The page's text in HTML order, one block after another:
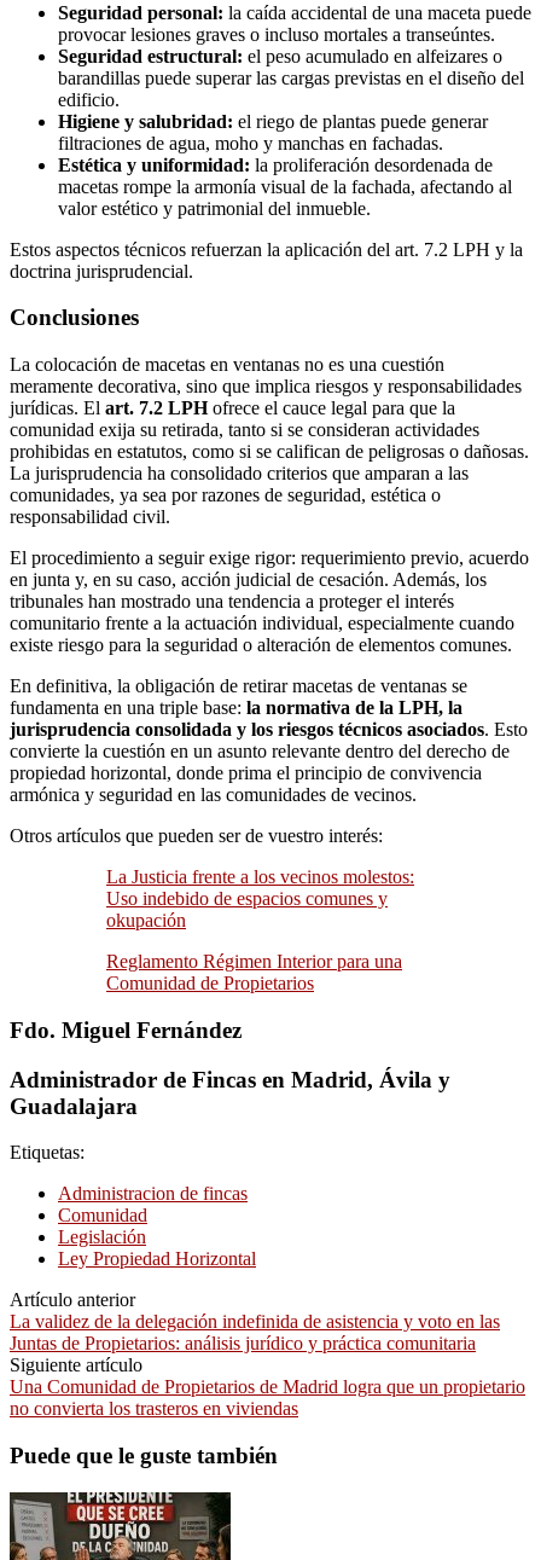
Seguridad personal: la caída accidental de una maceta puede
provocar lesiones graves o incluso mortales a transeúntes.
Seguridad estructural: el peso acumulado en alfeizares o
barandillas puede superar las cargas previstas en el diseño del
edificio.
Higiene y salubridad: el riego de plantas puede generar
filtraciones de agua, moho y manchas en fachadas.
Estética y uniformidad: la proliferación desordenada de
macetas rompe la armonía visual de la fachada, afectando al
valor estético y patrimonial del inmueble.
Estos aspectos técnicos refuerzan la aplicación del art. 7.2 LPH y la
doctrina jurisprudencial.
Conclusiones
La colocación de macetas en ventanas no es una cuestión
meramente decorativa, sino que implica riesgos y responsabilidades
jurídicas. El art. 7.2 LPHofrece el cauce legal para que la
comunidad exija su retirada, tanto si se consideran actividades
prohibidas en estatutos, como si se califican de peligrosas o dañosas.
La jurisprudencia ha consolidado criterios que amparan a las
comunidades, ya sea por razones de seguridad, estética o
responsabilidad civil.
El procedimiento a seguir exige rigor: requerimiento previo, acuerdo
en junta y, en su caso, acción judicial de cesación. Además, los
tribunales han mostrado una tendencia a proteger el interés
comunitario frente a la actuación individual, especialmente cuando
existe riesgo para la seguridad o alteración de elementos comunes.
En definitiva, la obligación de retirar macetas de ventanas se
fundamenta en una triple base: la normativa de la LPH, la
jurisprudencia consolidada y los riesgos técnicos asociados. Esto
convierte la cuestión en un asunto relevante dentro del derecho de
propiedad horizontal, donde prima el principio de convivencia
armónica y seguridad en las comunidades de vecinos.
Otros artículos que pueden ser de vuestro interés:
La Justicia frente a los vecinos molestos:
Uso indebido de espacios comunes y
okupación
Reglamento Régimen Interior para una
Comunidad de Propietarios
Fdo. Miguel Fernández
Administrador de Fincas en Madrid, Ávila y
Guadalajara
Etiquetas:
Administracion de fincas
Comunidad
Legislación
Ley Propiedad Horizontal
Artículo anterior
La validez de la delegación indefinida de asistencia y voto en las
Juntas de Propietarios: análisis jurídico y práctica comunitaria
Siguiente artículo
Una Comunidad de Propietarios de Madrid logra que un propietario
no convierta los trasteros en viviendas
Puede que le guste también